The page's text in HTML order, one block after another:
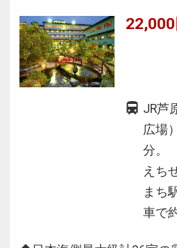
JR芦
広場
分。
えち
まち
車で